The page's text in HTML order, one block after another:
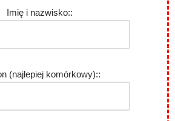
Imię i nazwisko::
(najlepiej komórkowy)::